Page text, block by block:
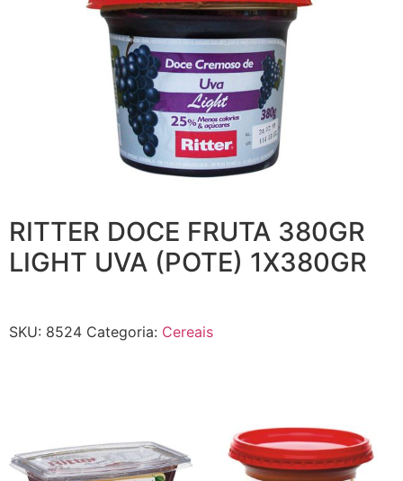
RITTER DOCE FRUTA 380GR
LIGHT UVA (POTE) 1X380GR
SKU: 8524 Categoria: Cereais